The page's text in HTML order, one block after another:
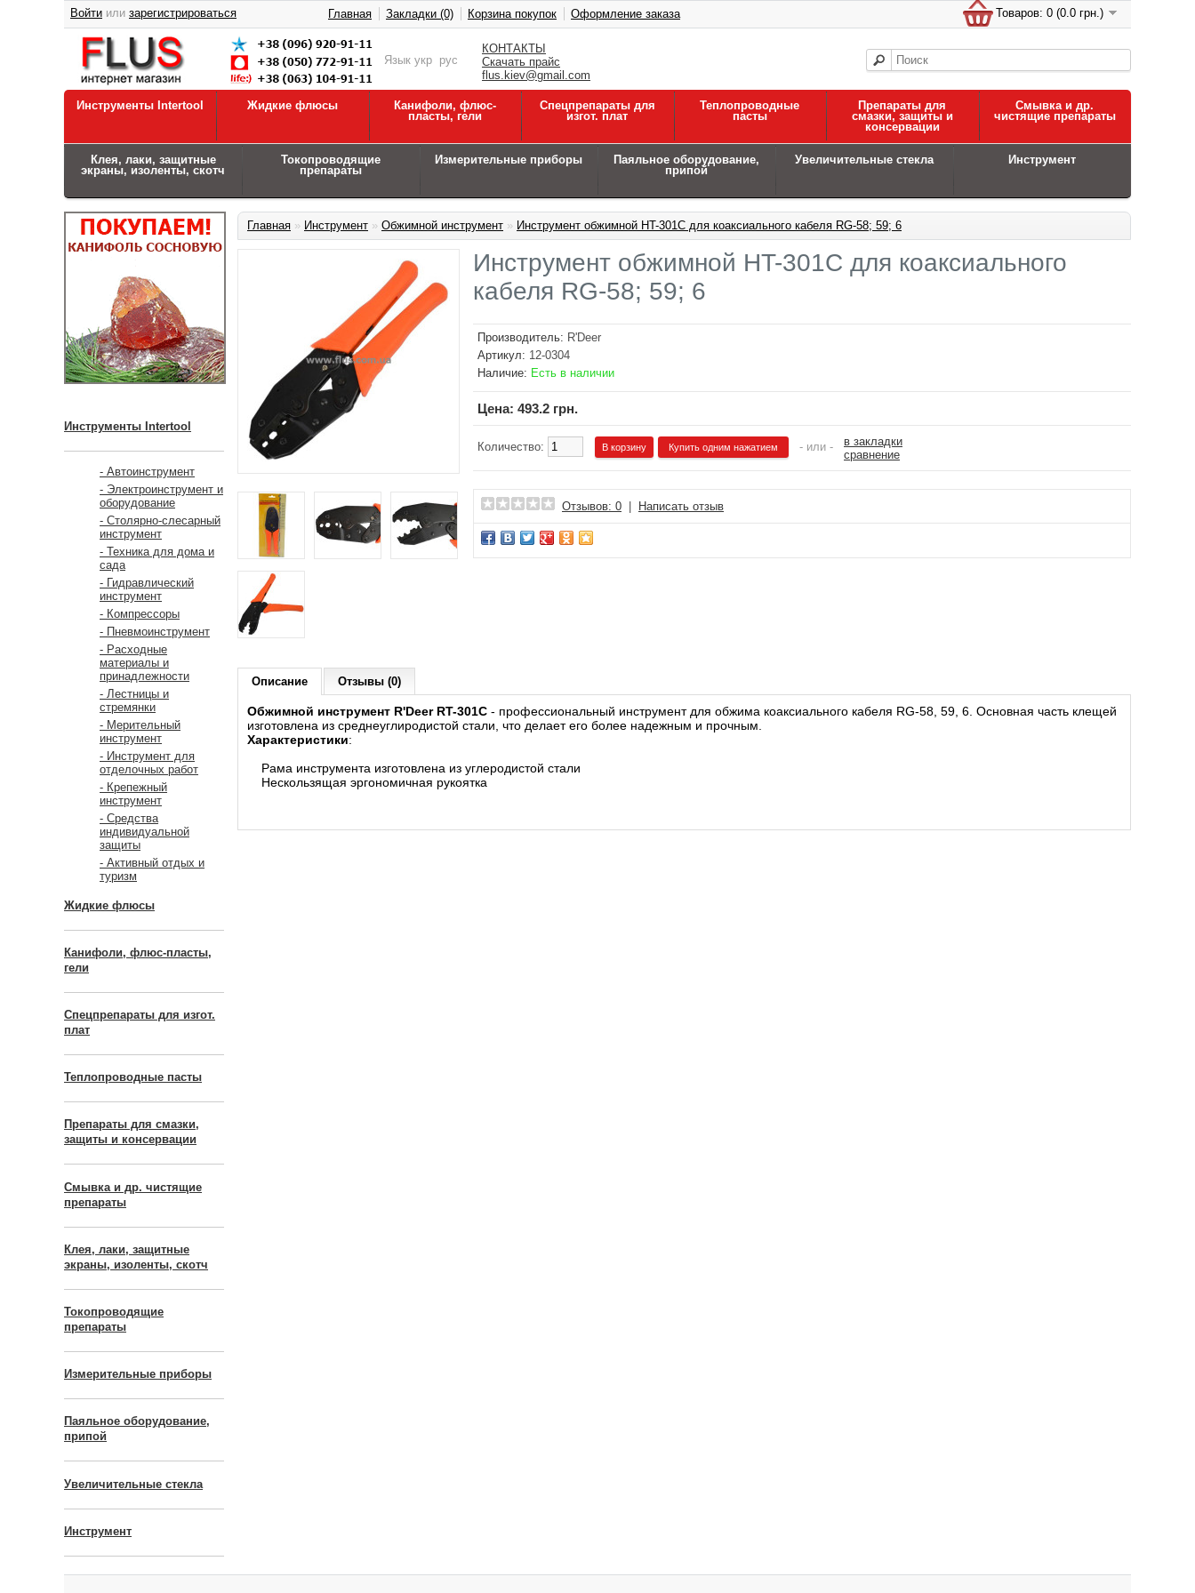
КОНТАКТЫ
Скачать прайс
flus.kiev@gmail.com
Язык укр рус
Товаров: 0 (0.0 грн.)
Войти или зарегистрироваться Главная Закладки (0) Корзина покупок Оформление заказа
Инструменты Intertool Жидкие флюсы
Канифоли, флюс-
пласты, гели
Спецпрепараты для
изгот. плат
Теплопроводные
пасты
Препараты для
смазки, защиты и
консервации
Смывка и др.
чистящие препараты
Клея, лаки, защитные
экраны, изоленты, скотч
Токопроводящие
препараты
Измерительные приборы
Паяльное оборудование,
припой
Увеличительные стекла Инструмент
Инструменты Intertool
- Автоинструмент
- Электроинструмент и
оборудование
- Столярно-слесарный
инструмент
- Техника для дома и
сада
- Гидравлический
инструмент
- Компрессоры
- Пневмоинструмент
- Расходные
материалы и
принадлежности
- Лестницы и
стремянки
- Мерительный
инструмент
- Инструмент для
отделочных работ
- Крепежный
инструмент
- Средства
индивидуальной
защиты
- Активный отдых и
туризм
Жидкие флюсы
Канифоли, флюс-пласты,
гели
Спецпрепараты для изгот.
плат
Теплопроводные пасты
Препараты для смазки,
защиты и консервации
Смывка и др. чистящие
препараты
Клея, лаки, защитные
экраны, изоленты, скотч
Токопроводящие
препараты
Измерительные приборы
Паяльное оборудование,
припой
Увеличительные стекла
Инструмент
Главная » Инструмент » Обжимной инструмент » Инструмент обжимной HT-301C для коаксиального кабеля RG-58; 59; 6
Инструмент обжимной HT-301C для коаксиального
кабеля RG-58; 59; 6
Производитель: R'Deer
Артикул: 12-0304
Наличие: Есть в наличии
Цена: 493.2 грн.
Количество: Купить одним нажатием - или -
в закладки
сравнение
Отзывов: 0 Написать отзыв
Описание Отзывы (0)
Обжимной инструмент R'Deer RT-301C - профессиональный инструмент для обжима коаксиального кабеля RG-58, 59, 6. Основная часть клещей
изготовлена из среднеуглиродистой стали, что делает его более надежным и прочным.
Характеристики:
Рама инструмента изготовлена из углеродистой стали
Нескользящая эргономичная рукоятка